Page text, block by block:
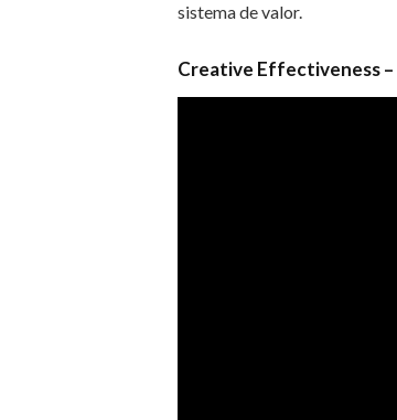
sistema de valor.
Creative Effectiveness –